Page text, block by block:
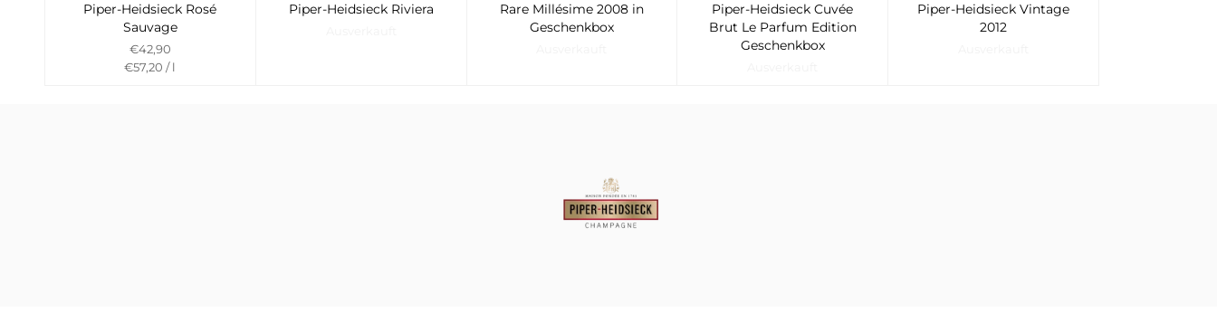
Piper-Heidsieck Rosé
Sauvage
€42,90
Preis
€57,20/ per
l
Piper-Heidsieck Riviera
Rare Millésime 2008 in
Geschenkbox
Piper-Heidsieck Cuvée
Brut Le Parfum Edition
Geschenkbox
Piper-Heidsieck Vintage
2012